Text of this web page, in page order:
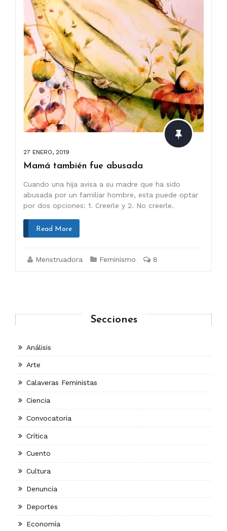
27 ENERO, 2019
Mamá también fue abusada
Cuando una hija avisa a su madre que ha sido
abusada por un familiar hombre, esta puede optar
por dos opciones: 1. Creerle y 2. No creerle.
Read More
Menstruadora Feminismo 8
Secciones
Análisis
Arte
Calaveras Feministas
Ciencia
Convocatoria
Crítica
Cuento
Cultura
Denuncia
Deportes
Economía